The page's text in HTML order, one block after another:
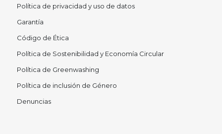
Política de privacidad y uso de datos
Garantía
Código de Ética
Política de Sostenibilidad y Economía Circular
Política de Greenwashing
Política de inclusión de Género
Denuncias